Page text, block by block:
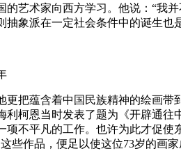
艺术家向西方学习。他说：“我
象派在一定社会条件中的诞生也
把蕴含着中国民族精神的绘画
柯恩当时发表了题为《开辟通
不平凡的工作。也许为此才促
些作品，便足以使这位73岁的